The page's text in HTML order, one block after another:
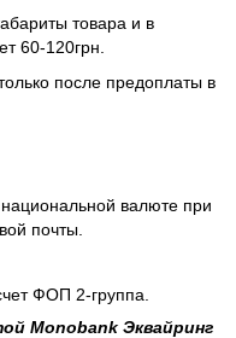
товара и в
60-120грн.
после предоплаты в
валюте при
почты.
ФОП 2-группа.
Monobank Эквайринг